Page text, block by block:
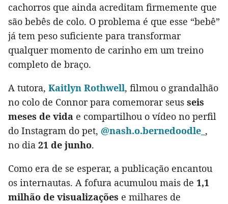
cachorros que ainda acreditam firmemente que
são bebês de colo. O problema é que esse “bebê”
já tem peso suficiente para transformar
qualquer momento de carinho em um treino
completo de braço.
A tutora, Kaitlyn Rothwell, filmou o grandalhão
no colo de Connor para comemorar seus seis
meses de vida e compartilhou o vídeo no perfil
do Instagram do pet, @nash.o.bernedoodle_ ,
no dia 21 de junho.
Como era de se esperar, a publicação encantou
os internautas. A fofura acumulou mais de 1,1
milhão de visualizações e milhares de